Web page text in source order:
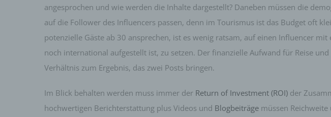
angesprochen und wie werden die Inhalte dargestellt? Daneben müssen die
auf die Follower des Influencers passen, denn im Tourismus ist das Budget oft
potenzielle Gäste ab 30 ansprechen, ist es wenig ratsam, auf einen Influencer
noch international aufgestellt ist, zu setzen. Der finanzielle Aufwand für Reise
Verhältnis zum Ergebnis, das zwei Posts bringen.
Im Blick behalten werden muss immer der Return of Investment (ROI) der
hochwertigen Berichterstattung plus Videos und Blogbeiträge müssen
diese zusätzlichen
technischen und
gewährleisten, dass die
identifizierten oder
natürliche oder juristische
Mittel der Verarbeitung von